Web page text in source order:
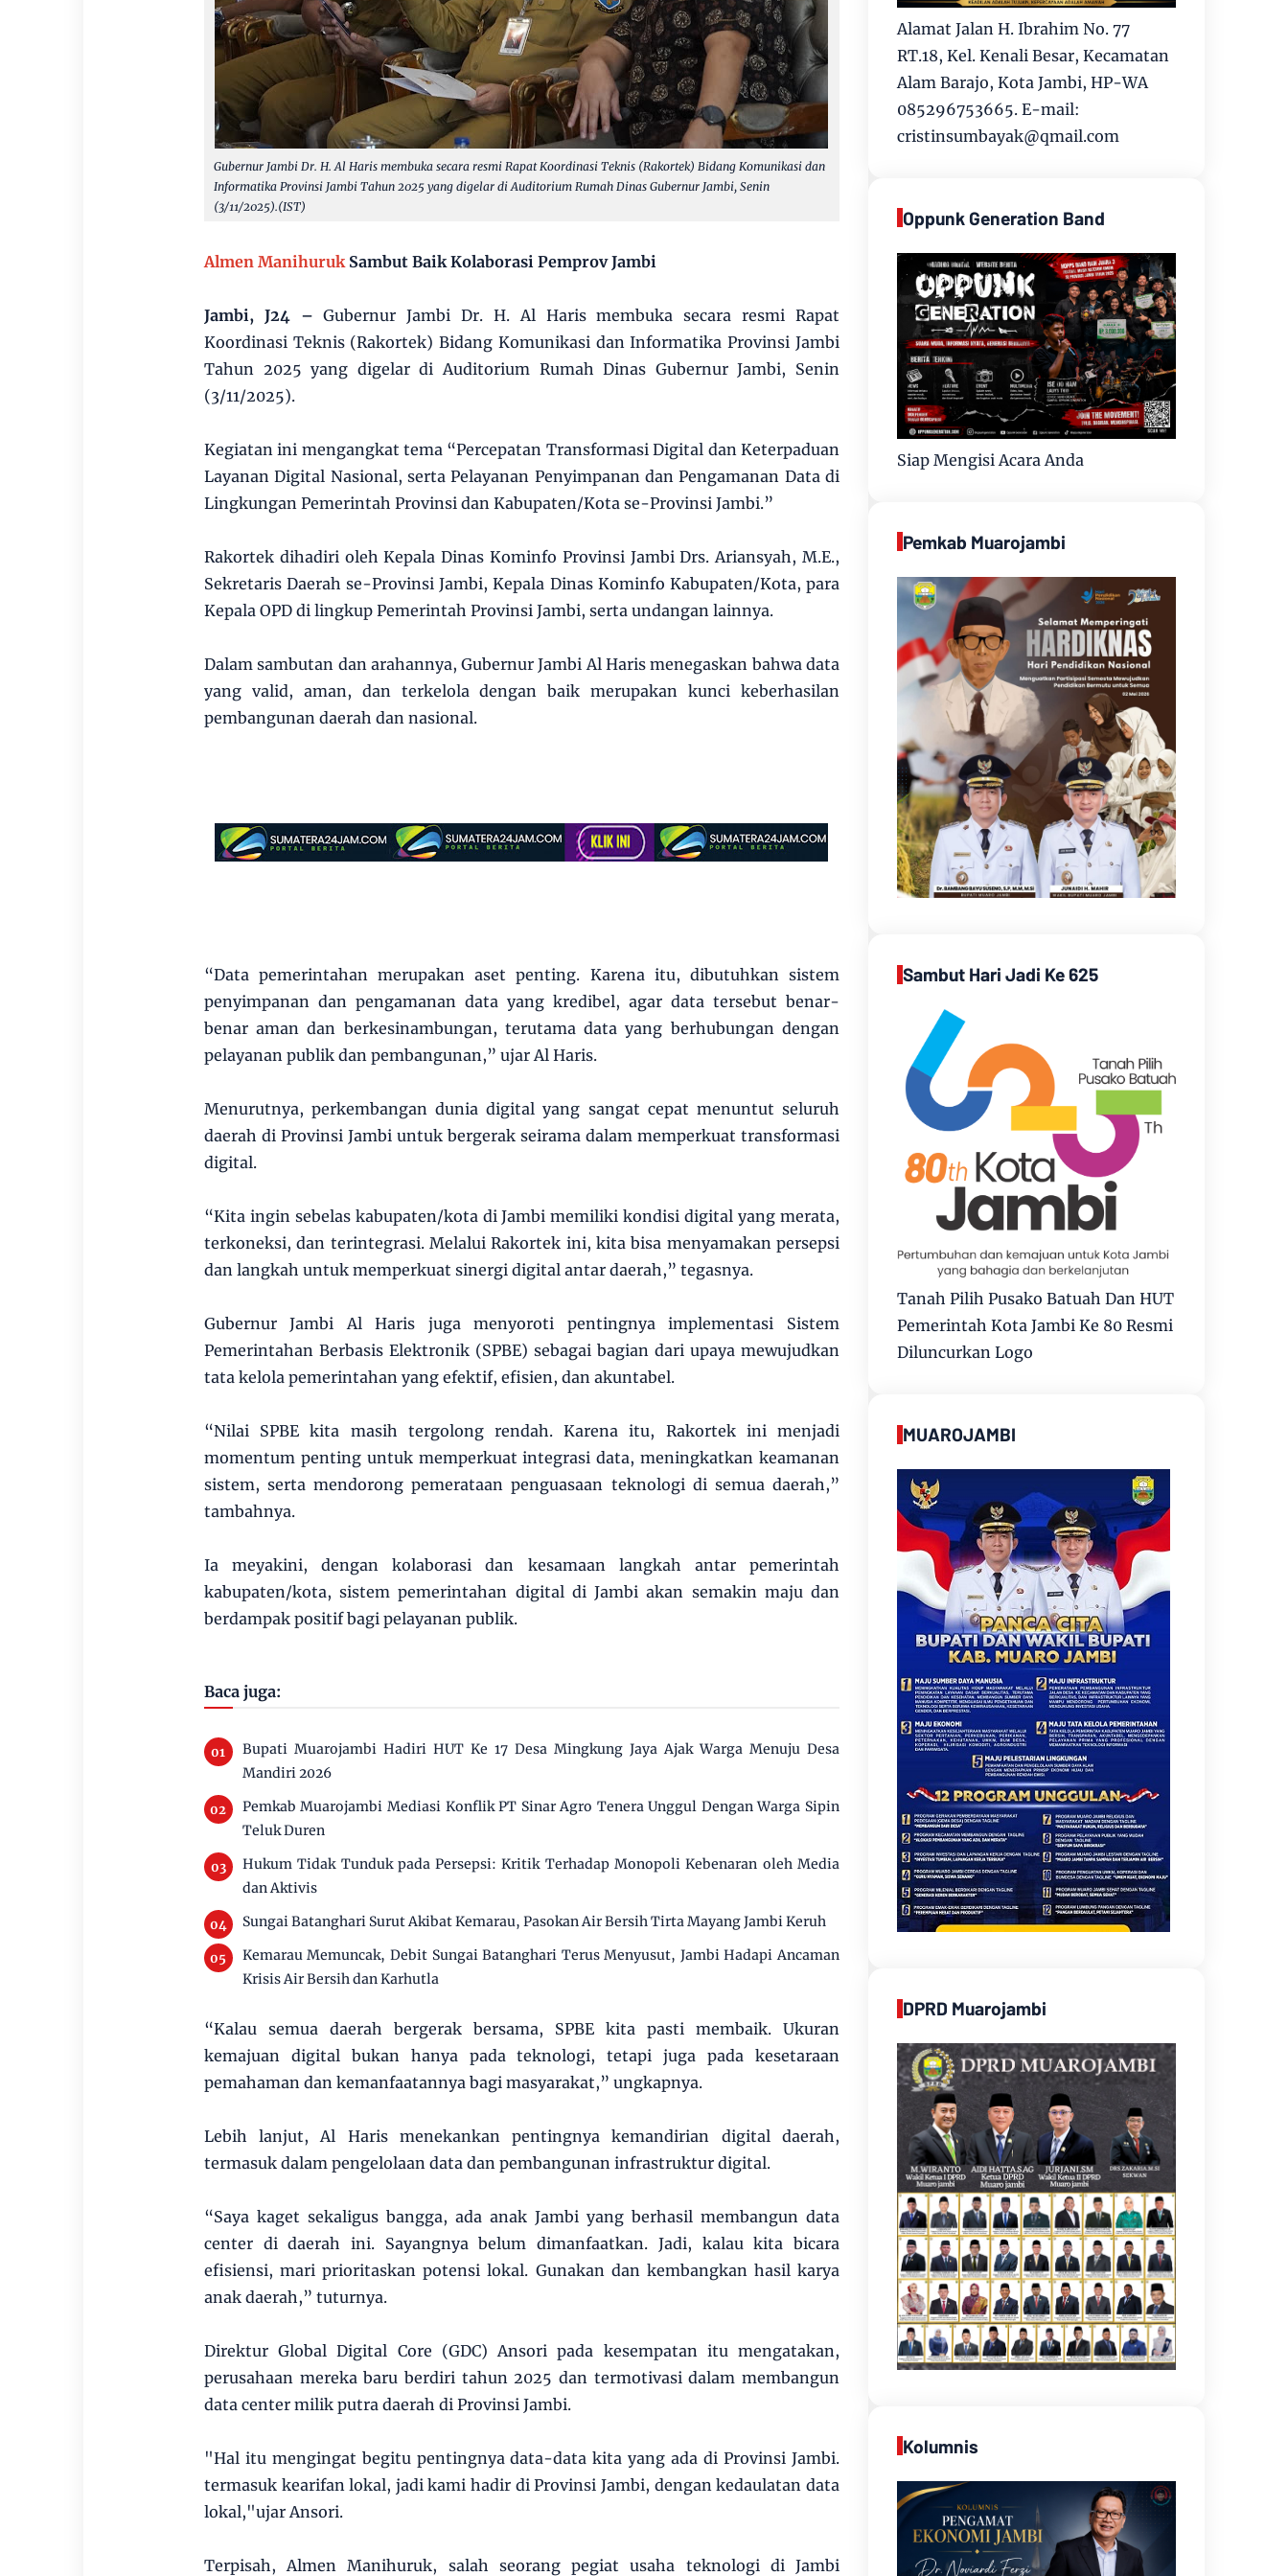
Gubernur Jambi Dr. H. Al Haris membuka secara resmi Rapat Koordinasi Teknis (Rakortek) Bidang Komunikasi dan
Informatika Provinsi Jambi Tahun 2025 yang digelar di Auditorium Rumah Dinas Gubernur Jambi, Senin
(3/11/2025).(IST)
Almen ManihurukSambut Baik Kolaborasi Pemprov Jambi
Jambi, J24 – Gubernur Jambi Dr. H. Al Haris membuka secara resmi Rapat
Koordinasi Teknis (Rakortek) Bidang Komunikasi dan Informatika Provinsi Jambi
Tahun 2025 yang digelar di Auditorium Rumah Dinas Gubernur Jambi, Senin
(3/11/2025).
Kegiatan ini mengangkat tema “Percepatan Transformasi Digital dan Keterpaduan
Layanan Digital Nasional, serta Pelayanan Penyimpanan dan Pengamanan Data di
Lingkungan Pemerintah Provinsi dan Kabupaten/Kota se-Provinsi Jambi.”
Rakortek dihadiri oleh Kepala Dinas Kominfo Provinsi Jambi Drs. Ariansyah, M.E.,
Sekretaris Daerah se-Provinsi Jambi, Kepala Dinas Kominfo Kabupaten/Kota, para
Kepala OPD di lingkup Pemerintah Provinsi Jambi, serta undangan lainnya.
Dalam sambutan dan arahannya, Gubernur Jambi Al Haris menegaskan bahwa data
yang valid, aman, dan terkelola dengan baik merupakan kunci keberhasilan
pembangunan daerah dan nasional.
“Data pemerintahan merupakan aset penting. Karena itu, dibutuhkan sistem
penyimpanan dan pengamanan data yang kredibel, agar data tersebut benar-
benar aman dan berkesinambungan, terutama data yang berhubungan dengan
pelayanan publik dan pembangunan,” ujar Al Haris.
Menurutnya, perkembangan dunia digital yang sangat cepat menuntut seluruh
daerah di Provinsi Jambi untuk bergerak seirama dalam memperkuat transformasi
digital.
“Kita ingin sebelas kabupaten/kota di Jambi memiliki kondisi digital yang merata,
terkoneksi, dan terintegrasi. Melalui Rakortek ini, kita bisa menyamakan persepsi
dan langkah untuk memperkuat sinergi digital antar daerah,” tegasnya.
Gubernur Jambi Al Haris juga menyoroti pentingnya implementasi Sistem
Pemerintahan Berbasis Elektronik (SPBE) sebagai bagian dari upaya mewujudkan
tata kelola pemerintahan yang efektif, efisien, dan akuntabel.
“Nilai SPBE kita masih tergolong rendah. Karena itu, Rakortek ini menjadi
momentum penting untuk memperkuat integrasi data, meningkatkan keamanan
sistem, serta mendorong pemerataan penguasaan teknologi di semua daerah,”
tambahnya.
Ia meyakini, dengan kolaborasi dan kesamaan langkah antar pemerintah
kabupaten/kota, sistem pemerintahan digital di Jambi akan semakin maju dan
berdampak positif bagi pelayanan publik.
Baca juga:
Bupati Muarojambi Hadiri HUT Ke 17 Desa Mingkung Jaya Ajak Warga Menuju Desa
Mandiri 2026
Pemkab Muarojambi Mediasi Konflik PT Sinar Agro Tenera Unggul Dengan Warga Sipin
Teluk Duren
Hukum Tidak Tunduk pada Persepsi: Kritik Terhadap Monopoli Kebenaran oleh Media
dan Aktivis
Sungai Batanghari Surut Akibat Kemarau, Pasokan Air Bersih Tirta Mayang Jambi Keruh
Kemarau Memuncak, Debit Sungai Batanghari Terus Menyusut, Jambi Hadapi Ancaman
Krisis Air Bersih dan Karhutla
“Kalau semua daerah bergerak bersama, SPBE kita pasti membaik. Ukuran
kemajuan digital bukan hanya pada teknologi, tetapi juga pada kesetaraan
pemahaman dan kemanfaatannya bagi masyarakat,” ungkapnya.
Lebih lanjut, Al Haris menekankan pentingnya kemandirian digital daerah,
termasuk dalam pengelolaan data dan pembangunan infrastruktur digital.
“Saya kaget sekaligus bangga, ada anak Jambi yang berhasil membangun data
center di daerah ini. Sayangnya belum dimanfaatkan. Jadi, kalau kita bicara
efisiensi, mari prioritaskan potensi lokal. Gunakan dan kembangkan hasil karya
anak daerah,” tuturnya.
Direktur Global Digital Core (GDC) Ansori pada kesempatan itu mengatakan,
perusahaan mereka baru berdiri tahun 2025 dan termotivasi dalam membangun
data center milik putra daerah di Provinsi Jambi.
"Hal itu mengingat begitu pentingnya data-data kita yang ada di Provinsi Jambi.
termasuk kearifan lokal, jadi kami hadir di Provinsi Jambi, dengan kedaulatan data
lokal,"ujar Ansori.
Terpisah, Almen Manihuruk, salah seorang pegiat usaha teknologi di Jambi
Alamat Jalan H. Ibrahim No. 77
RT.18, Kel. Kenali Besar, Kecamatan
Alam Barajo, Kota Jambi, HP-WA
085296753665. E-mail:
cristinsumbayak@qmail.com
Oppunk Generation Band
Siap Mengisi Acara Anda
Pemkab Muarojambi
Sambut Hari Jadi Ke 625
Tanah Pilih Pusako Batuah Dan HUT
Pemerintah Kota Jambi Ke 80 Resmi
Diluncurkan Logo
MUAROJAMBI
DPRD Muarojambi
Kolumnis